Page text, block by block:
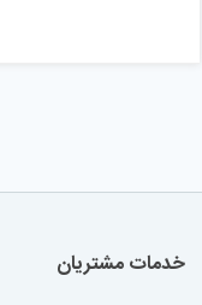
خدمات مشتریان